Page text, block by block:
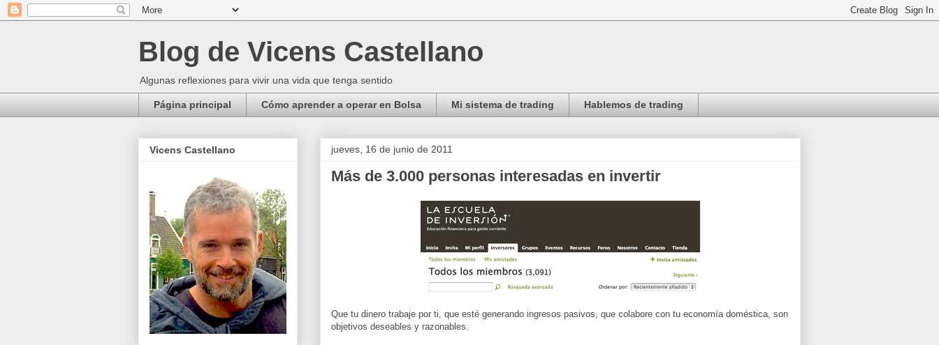
Blog de Vicens Castellano
Algunas reflexiones para vivir una vida que tenga sentido
Página principal Cómo aprender a operar en Bolsa Mi sistema de trading Hablemos de trading
jueves, 16 de junio de 2011
Más de 3.000 personas interesadas en invertir
Que tu dinero trabaje por ti, que esté generando ingresos pasivos, que colabore con tu economía doméstica, son
objetivos deseables y razonables.
Vicens Castellano